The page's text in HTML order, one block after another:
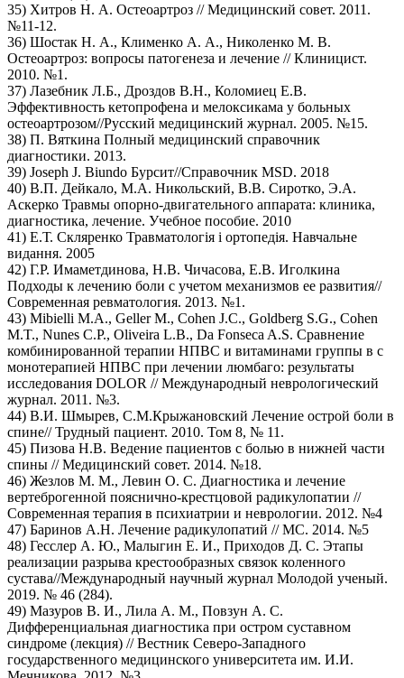
35) Хитров Н. А. Остеоартроз // Медицинский совет. 2011.
№11-12.
36) Шостак Н. А., Клименко А. А., Николенко М. В.
Остеоартроз: вопросы патогенеза и лечение // Клиницист.
2010. №1.
37) Лазебник Л.Б., Дроздов В.Н., Коломиец Е.В.
Эффективность кетопрофена и мелоксикама у больных
остеоартрозом//Русский медицинский журнал. 2005. №15.
38) П. Вяткина Полный медицинский справочник
диагностики. 2013.
39) Joseph J. Biundo Бурсит//Справочник MSD. 2018
40) В.П. Дейкало, М.А. Никольский, В.В. Сиротко, Э.А.
Аскерко Травмы опорно-двигательного аппарата: клиника,
диагностика, лечение. Учебное пособие. 2010
41) Е.Т. Скляренко Травматологiя i ортопедiя. Навчальне
видання. 2005
42) Г.Р. Имаметдинова, Н.В. Чичасова, Е.В. Иголкина
Подходы к лечению боли с учетом механизмов ее развития//
Современная ревматология. 2013. №1.
43) Mibielli M.A., Geller M., Cohen J.С., Goldberg S.G., Cohen
M.T., Nunes C.P., Oliveira L.B., Da Fonseca A.S. Сравнение
комбинированной терапии НПВС и витаминами группы в с
монотерапией НПВС при лечении люмбаго: результаты
исследования DOLOR // Международный неврологический
журнал. 2011. №3.
44) В.И. Шмырев, С.М.Крыжановский Лечение острой боли в
спине// Трудный пациент. 2010. Том 8, № 11.
45) Пизова Н.В. Ведение пациентов с болью в нижней части
спины // Медицинский совет. 2014. №18.
46) Жезлов М. М., Левин О. С. Диагностика и лечение
вертеброгенной пояснично-крестцовой радикулопатии //
Современная терапия в психиатрии и неврологии. 2012. №4
47) Баринов А.Н. Лечение радикулопатий // МС. 2014. №5
48) Гесслер А. Ю., Малыгин Е. И., Приходов Д. С. Этапы
реализации разрыва крестообразных связок коленного
сустава//Международный научный журнал Молодой ученый.
2019. № 46 (284).
49) Мазуров В. И., Лила А. М., Повзун А. С.
Дифференциальная диагностика при остром суставном
синдроме (лекция) // Вестник Северо-Западного
государственного медицинского университета им. И.И.